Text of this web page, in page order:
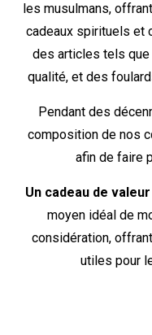
les musulmans,
cadeaux spirituels et
des articles tels
qualité, et des
Pendant des
composition de nos
afin de faire
Un cadeau de valeur
moyen idéal de
considération,
utiles pour